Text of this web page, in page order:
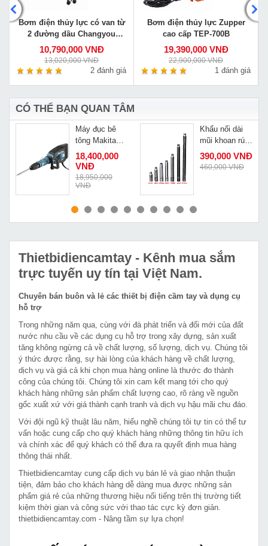
Bơm điện thủy lực có van từ
2 đường dầu Changyou
DB075-D2
10,790,000 VNĐ
13,020,000 VNĐ
2 đánh giá
Bơm điện thủy lực Zupper
cao cấp TEP-700B
19,390,000 VNĐ
22,900,000 VNĐ
1 đánh giá
CÓ THỂ BẠN QUAN TÂM
MUA NGAY
Máy đục bê
tông Makita
HM1214C
18,400,000
VNĐ
18,950,000
VNĐ
MUA NGAY
Khẩu nối dài
mũi khoan rút
lõi 1m
390,000 VNĐ
460,000 VNĐ
Thietbidiencamtay - Kênh mua sắm
trực tuyến uy tín tại Việt Nam.
Chuyên bán buôn và lẻ các thiết bị điện cầm tay và dụng cụ
hỗ trợ
Trong những năm qua, cùng với đà phát triển và đổi mới của đất
nước nhu cầu về các dụng cụ hỗ trợ trong xây dựng, sản xuất
tăng không ngừng cả về chất lượng, số lượng, dịch vụ. Chúng tôi
ý thức được rằng, sự hài lòng của khách hàng về chất lượng,
dịch vụ và giá cả khi chọn mua hàng online là thước đo thành
công của chúng tôi. Chúng tôi xin cam kết mang tới cho quý
khách hàng những sản phẩm chất lượng cao, rõ ràng về nguồn
gốc xuất xứ với giá thành cạnh tranh và dịch vụ hậu mãi chu đáo.
Với đội ngũ kỹ thuật lâu năm, hiểu nghề chúng tôi tự tin có thể tư
vấn hoặc cung cấp cho quý khách hàng những thông tin hữu ích
và chính xác để quý khách có thể đưa ra quyết định mua hàng
thông thái nhất.
Thietbidiencamtay cung cấp dịch vụ bán lẻ và giao nhận thuận
tiện, đảm bảo cho khách hàng dễ dàng mua được những sản
phẩm giá rẻ của những thương hiệu nổi tiếng trên thị trường tiết
kiệm thời gian và công sức với thao tác cực kỳ đơn giản.
thietbidiencamtay.com - Nâng tầm sự lựa chọn!